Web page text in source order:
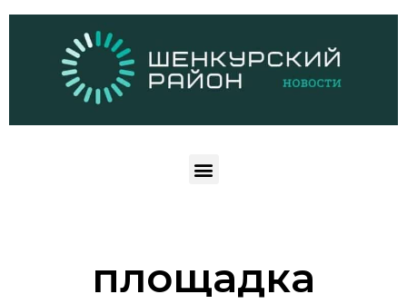
площадка